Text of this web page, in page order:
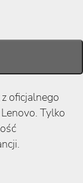
oficjalnego
Tylko